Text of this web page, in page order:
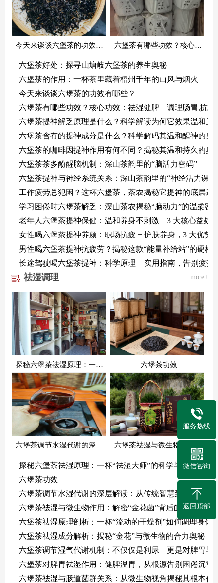
今天来谈谈六堡茶的功效有哪些？ 六堡茶有哪些功效？核心功效：祛湿健脾，调理肠胃,抗氧化与增强免疫力
六堡茶好处：探寻山塘岐六堡茶的养生奥秘
六堡茶的作用：一杯茶里藏着梧州千年的山风与烟火
今天来谈谈六堡茶的功效有哪些？
六堡茶有哪些功效？核心功效：祛湿健脾，调理肠胃,抗
六堡茶提神解乏原理是什么？科学解读为何它效果温和又
六堡茶含有的提神成分是什么？科学解码其温和醒神的奥
六堡茶的咖啡因提神作用有何不同？揭秘其温和持久的奥
六堡茶茶多酚醒脑机制：深山茶韵里的“脑活力密码”
六堡茶提神与神经系统关系：深山茶韵里的“神经活力课”
工作疲劳总犯困？这杯六堡茶，茶农揭秘它提神的底层逻
学习困倦时六堡茶解乏：深山茶农揭秘“脑动力”的温柔密
老年人六堡茶提神保健：温和养身不刺激，3 大核心益处
女性喝六堡茶提神养颜：职场抗疲 + 护肤养身，3 大优势
男性喝六堡茶提神抗疲劳？揭秘这款“能量补给站”的硬核
长途驾驶喝六堡茶提神：科学原理 + 实用指南，告别疲劳
祛湿调理 more+
探秘六堡茶祛湿原理：一杯“祛湿大师”的科学与智慧 六堡茶功效
六堡茶调节水湿代谢的深层解读：从传统智慧到现代科学验证
探秘六堡茶祛湿原理：一杯“祛湿大师”的科学与智慧
六堡茶功效
六堡茶调节水湿代谢的深层解读：从传统智慧到现代科学
六堡茶祛湿与微生物作用：解密“金花菌”背后的健康密码
六堡茶祛湿原理剖析：一杯“流动的干燥剂”如何调理身体
六堡茶祛湿成分解析：揭秘“金花”与微生物的合力奥秘
六堡茶调节湿气代谢机制：不仅仅是利尿，更是对脾胃与
六堡茶对脾胃祛湿作用：健脾温胃，从根源告别困倦沉重
六堡茶祛湿与肠道菌群关系：从微生物视角揭秘其根本作
服务热线
微信咨询
返回顶部